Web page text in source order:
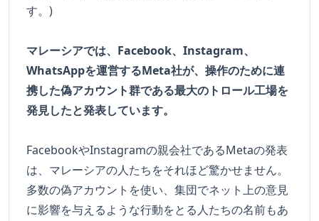
す。)
マレーシアでは、Facebook、Instagram、
WhatsAppを運営するMeta社が、操作のために連
携した偽アカウント群である最大のトロール工場を
発見したと発表しています。
FacebookやInstagramの親会社であるMetaの発表
は、マレーシアの人たちをそれほど驚かせません。
多数の偽アカウントを使い、集団でネット上の意見
に影響を与えるような行動をとる人たちの名前もあ